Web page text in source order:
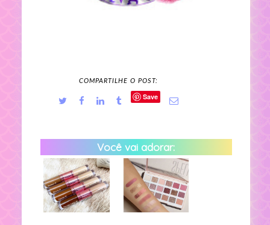
COMPARTILHE O POST:
Save
Você vai adorar: